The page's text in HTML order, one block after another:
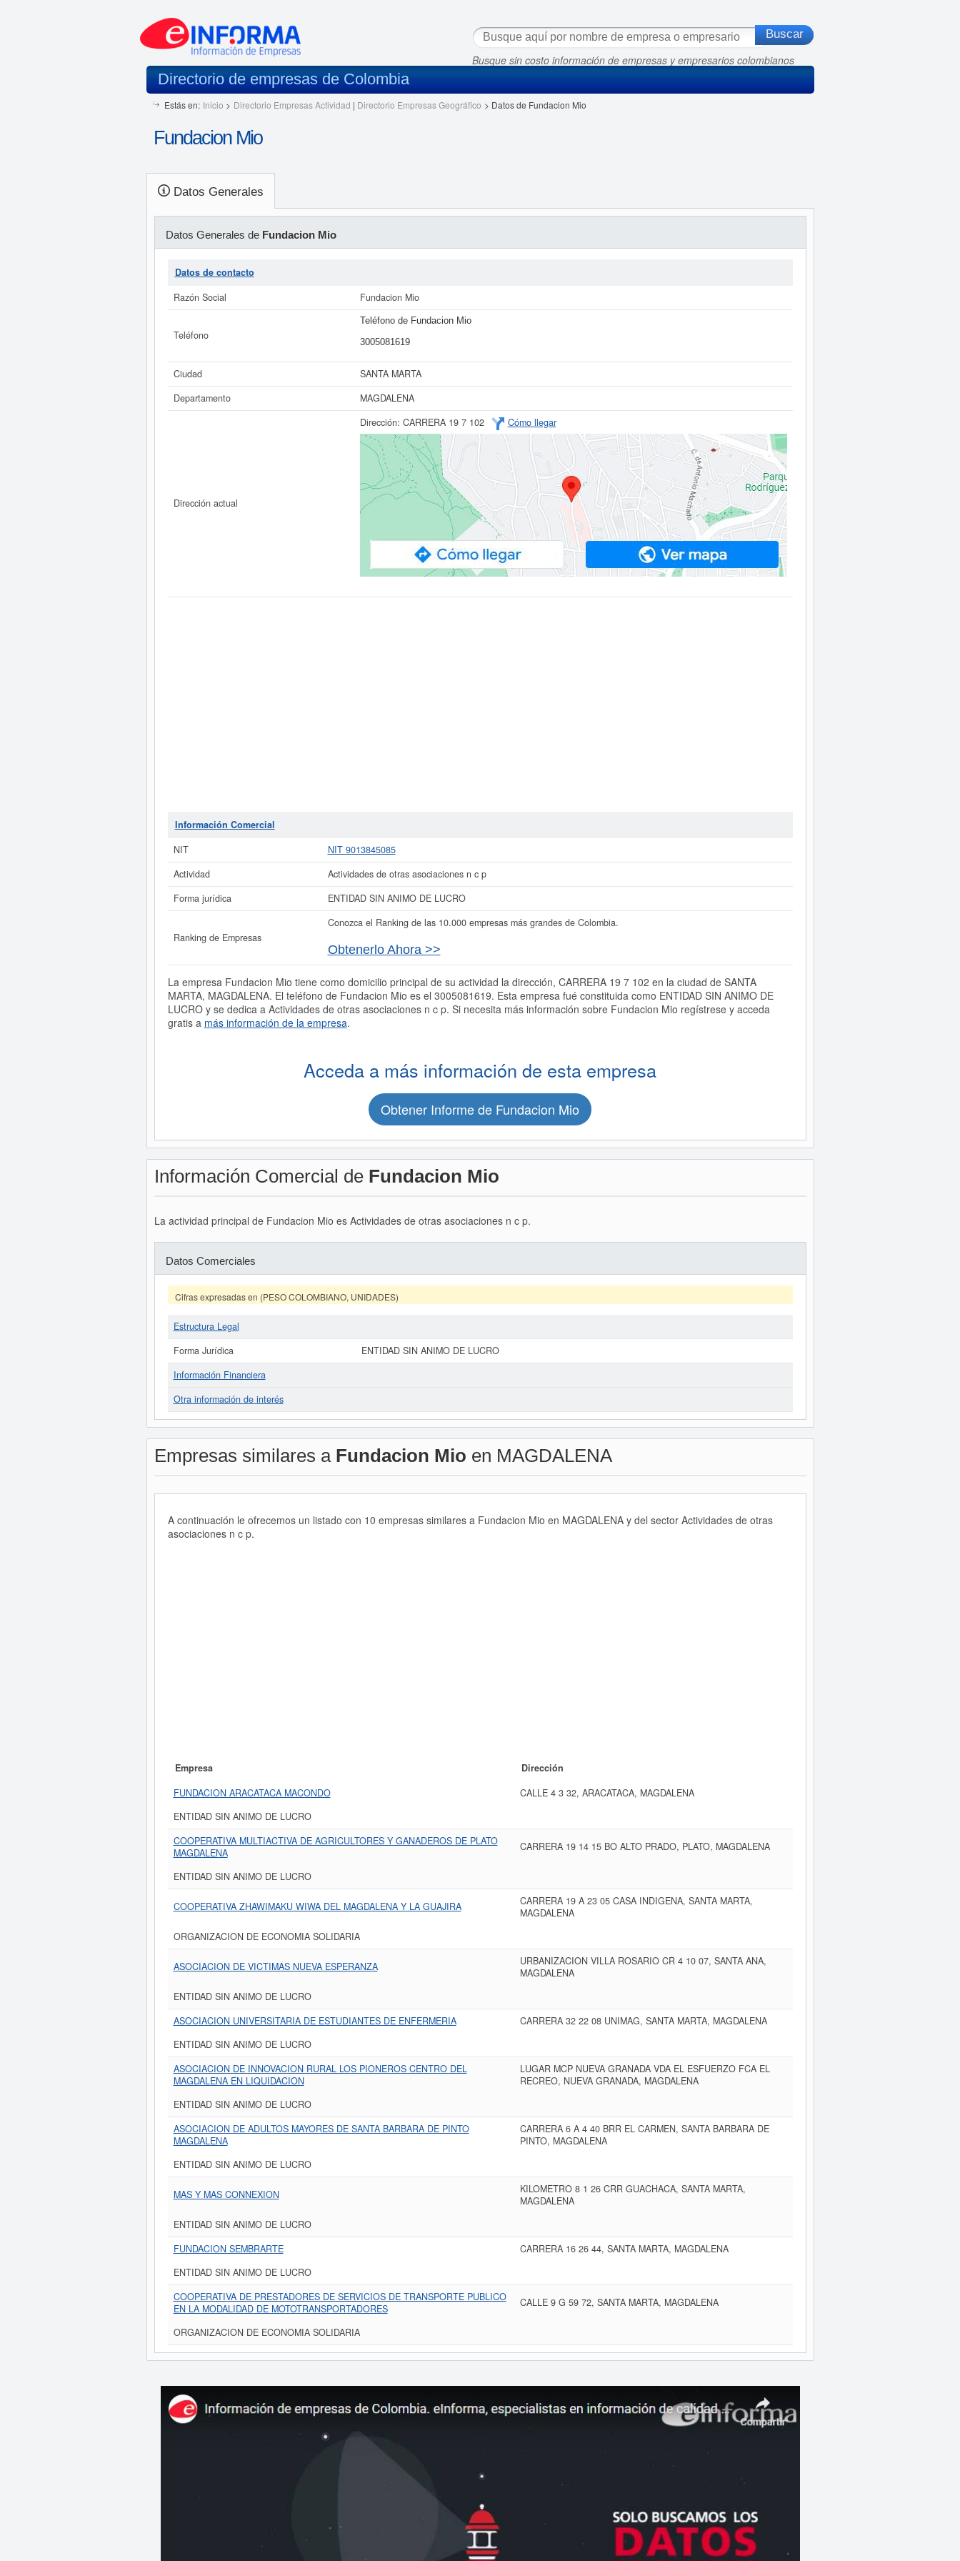
Busque sin costo información de empresas y empresarios colombianos
Directorio de empresas de Colombia
Estás en: Inicio > Directorio Empresas Actividad | Directorio Empresas Geográfico > Datos de Fundacion Mio
Fundacion Mio
Datos Generales
Datos Generales de Fundacion Mio
Datos de contacto
Razón Social
Fundacion Mio
Teléfono
Teléfono de Fundacion Mio
3005081619
Ciudad
SANTA MARTA
Departamento
MAGDALENA
Dirección actual
Dirección: CARRERA 19 7 102 Cómo llegar
Información Comercial
NIT
NIT 9013845085
Actividad
Actividades de otras asociaciones n c p
Forma jurídica
ENTIDAD SIN ANIMO DE LUCRO
Ranking de Empresas
Conozca el Ranking de las 10.000 empresas más grandes de Colombia.
Obtenerlo Ahora >>
La empresa Fundacion Mio tiene como domicilio principal de su actividad la dirección, CARRERA 19 7 102 en la ciudad de SANTA
MARTA, MAGDALENA. El teléfono de Fundacion Mio es el 3005081619. Esta empresa fué constituida como ENTIDAD SIN ANIMO DE
LUCRO y se dedica a Actividades de otras asociaciones n c p. Si necesita más información sobre Fundacion Mio regístrese y acceda
gratis a más información de la empresa.
Acceda a más información de esta empresa
Obtener Informe de Fundacion Mio
Información Comercial de Fundacion Mio
La actividad principal de Fundacion Mio es Actividades de otras asociaciones n c p.
Datos Comerciales
Cifras expresadas en (PESO COLOMBIANO, UNIDADES)
Estructura Legal
Forma Jurídica
ENTIDAD SIN ANIMO DE LUCRO
Información Financiera
Otra información de interés
Empresas similares a Fundacion Mio en MAGDALENA
A continuación le ofrecemos un listado con 10 empresas similares a Fundacion Mio en MAGDALENA y del sector Actividades de otras
asociaciones n c p.
Empresa
Dirección
FUNDACION ARACATACA MACONDO
CALLE 4 3 32, ARACATACA, MAGDALENA
ENTIDAD SIN ANIMO DE LUCRO
COOPERATIVA MULTIACTIVA DE AGRICULTORES Y GANADEROS DE PLATO
MAGDALENA
CARRERA 19 14 15 BO ALTO PRADO, PLATO, MAGDALENA
ENTIDAD SIN ANIMO DE LUCRO
COOPERATIVA ZHAWIMAKU WIWA DEL MAGDALENA Y LA GUAJIRA
CARRERA 19 A 23 05 CASA INDIGENA, SANTA MARTA,
MAGDALENA
ORGANIZACION DE ECONOMIA SOLIDARIA
ASOCIACION DE VICTIMAS NUEVA ESPERANZA
URBANIZACION VILLA ROSARIO CR 4 10 07, SANTA ANA,
MAGDALENA
ENTIDAD SIN ANIMO DE LUCRO
ASOCIACION UNIVERSITARIA DE ESTUDIANTES DE ENFERMERIA
CARRERA 32 22 08 UNIMAG, SANTA MARTA, MAGDALENA
ENTIDAD SIN ANIMO DE LUCRO
ASOCIACION DE INNOVACION RURAL LOS PIONEROS CENTRO DEL
MAGDALENA EN LIQUIDACION
LUGAR MCP NUEVA GRANADA VDA EL ESFUERZO FCA EL
RECREO, NUEVA GRANADA, MAGDALENA
ENTIDAD SIN ANIMO DE LUCRO
ASOCIACION DE ADULTOS MAYORES DE SANTA BARBARA DE PINTO
MAGDALENA
CARRERA 6 A 4 40 BRR EL CARMEN, SANTA BARBARA DE
PINTO, MAGDALENA
ENTIDAD SIN ANIMO DE LUCRO
MAS Y MAS CONNEXION
KILOMETRO 8 1 26 CRR GUACHACA, SANTA MARTA,
MAGDALENA
ENTIDAD SIN ANIMO DE LUCRO
FUNDACION SEMBRARTE
CARRERA 16 26 44, SANTA MARTA, MAGDALENA
ENTIDAD SIN ANIMO DE LUCRO
COOPERATIVA DE PRESTADORES DE SERVICIOS DE TRANSPORTE PUBLICO
EN LA MODALIDAD DE MOTOTRANSPORTADORES
CALLE 9 G 59 72, SANTA MARTA, MAGDALENA
ORGANIZACION DE ECONOMIA SOLIDARIA